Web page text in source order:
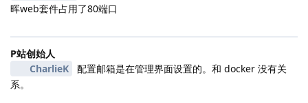
晖web套件占用了80端口
P站创始人
CharlieK
配置邮箱是在管理界面设置的。和 docker 没有关
系。